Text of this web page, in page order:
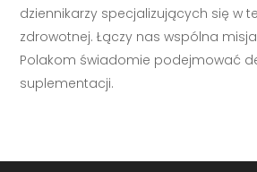
dziennikarzy specjalizujących się w
zdrowotnej. Łączy nas wspólna
Polakom świadomie podejmować
suplementacji.